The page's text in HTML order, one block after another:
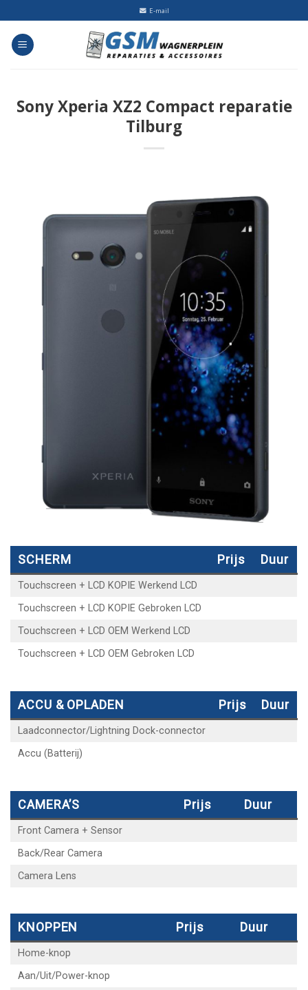
to
content
E-mail
Sony Xperia XZ2 Compact reparatie
Tilburg
SCHERM Prijs Duur
Touchscreen + LCD KOPIE Werkend LCD
Touchscreen + LCD KOPIE Gebroken LCD
Touchscreen + LCD OEM Werkend LCD
Touchscreen + LCD OEM Gebroken LCD
ACCU & OPLADEN Prijs Duur
Laadconnector/Lightning Dock-connector
Accu (Batterij)
CAMERA’S Prijs Duur
Front Camera + Sensor
Back/Rear Camera
Camera Lens
KNOPPEN Prijs Duur
Home-knop
Aan/Uit/Power-knop